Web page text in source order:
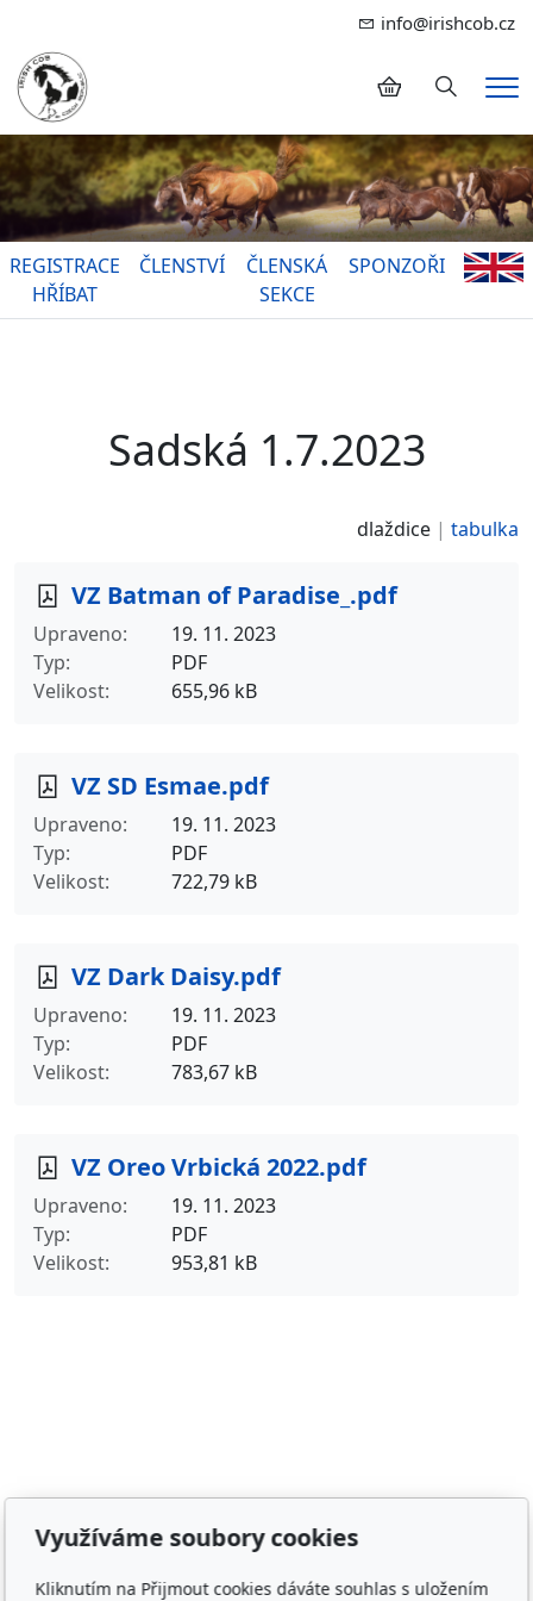
info@irishcob.cz
Hledání
REGISTRACE
HŘÍBAT
ČLENSTVÍ
ČLENSKÁ
SEKCE
SPONZOŘI
Sadská 1.7.2023
dlaždice tabulka
VZ Batman of Paradise_.pdf
Upraveno
19. 11. 2023
Typ
PDF
Velikost
655,96 kB
VZ SD Esmae.pdf
Upraveno
19. 11. 2023
Typ
PDF
Velikost
722,79 kB
VZ Dark Daisy.pdf
Upraveno
19. 11. 2023
Typ
PDF
Velikost
783,67 kB
VZ Oreo Vrbická 2022.pdf
Upraveno
19. 11. 2023
Typ
PDF
Velikost
953,81 kB
IČ 22852778
Využíváme soubory cookies
Kliknutím na Přijmout cookies dáváte souhlas s uložením